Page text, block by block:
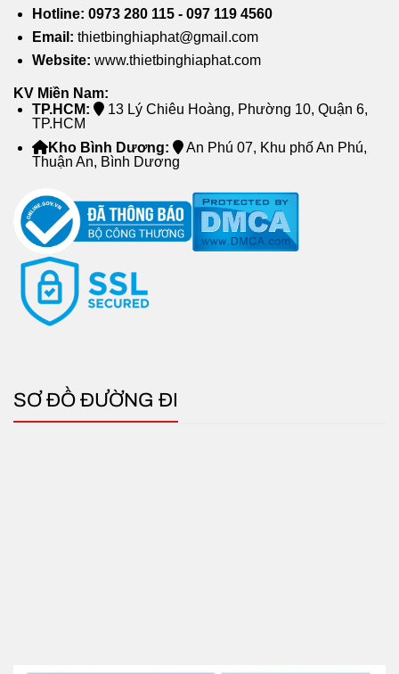
Hotline: 0973 280 115 - 097 119 4560
Email: thietbinghiaphat@gmail.com
Website: www.thietbinghiaphat.com
KV Miền Nam:
TP.HCM:
13 Lý Chiêu Hoàng, Phường 10, Quận 6,
TP.HCM
Kho Bình Dương:
An Phú 07, Khu phố An Phú,
Thuận An, Bình Dương
SƠ ĐỒ ĐƯỜNG ĐI